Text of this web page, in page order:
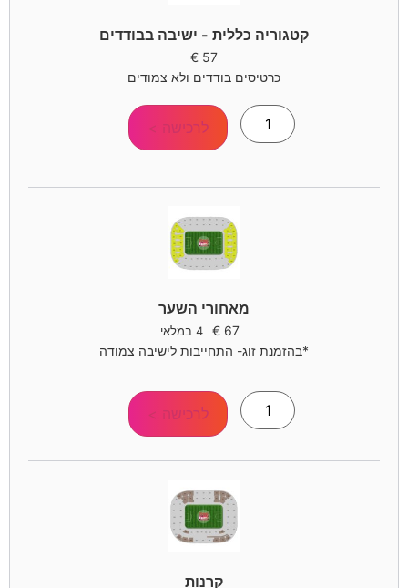
קטגוריה כללית - ישיבה בבודדים
57
€
כרטיסים בודדים ולא צמודים
לרכישה >
מאחורי השער
67
€ 4 במלאי
*בהזמנת זוג- התחייבות לישיבה צמודה
לרכישה >
קרנות